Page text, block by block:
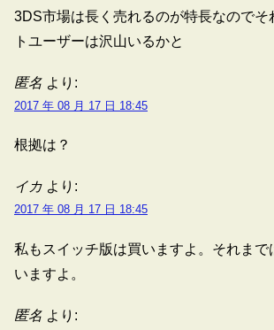
3DS市場は長く売れるのが特長なのでそ
トユーザーは沢山いるかと
匿名 より:
2017 年 08 月 17 日 18:45
根拠は？
イカ より:
2017 年 08 月 17 日 18:45
私もスイッチ版は買いますよ。それま
いますよ。
匿名 より: